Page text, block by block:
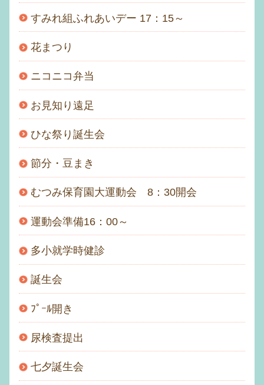
すみれ組ふれあいデー 17：15～
花まつり
ニコニコ弁当
お見知り遠足
ひな祭り誕生会
節分・豆まき
むつみ保育園大運動会 8：30開会
運動会準備16：00～
多小就学時健診
誕生会
ﾌﾟｰﾙ開き
尿検査提出
七夕誕生会